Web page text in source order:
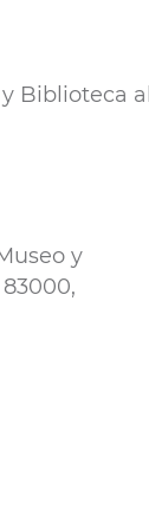
Biblioteca
y